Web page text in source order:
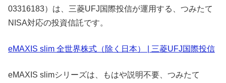
03316183）は、三菱UFJ国際投信が運用する、つみたて
NISA対応の投資信託です。
eMAXIS slim 全世界株式（除く日本） | 三菱UFJ国際投信
eMAXIS slimシリーズは、もはや説明不要、つみたて